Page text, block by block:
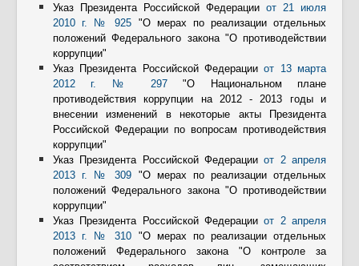
Указ Президента Российской Федерации от 21 июля
2010 г. № 925 "О мерах по реализации отдельных
положений Федерального закона "О противодействии
коррупции"
Указ Президента Российской Федерацииот 13 марта
2012 г. № 297 "О Национальном плане
противодействия коррупции на 2012 - 2013 годы и
внесении изменений в некоторые акты Президента
Российской Федерации по вопросам противодействия
коррупции"
Указ Президента Российской Федерацииот 2 апреля
2013 г. № 309 "О мерах по реализации отдельных
положений Федерального закона "О противодействии
коррупции"
Указ Президента Российской Федерацииот 2 апреля
2013 г. № 310 "О мерах по реализации отдельных
положений Федерального закона "О контроле за